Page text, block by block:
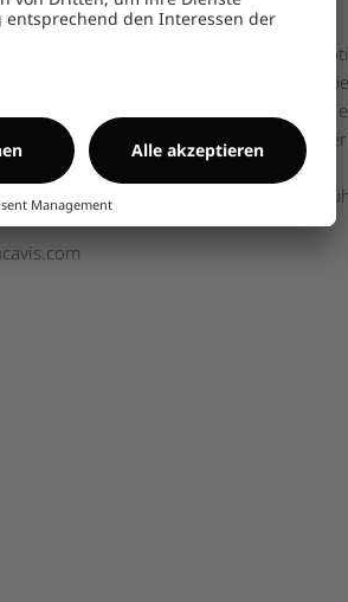
ein im SDAX der Deutsche Börse AG
Stromerzeuger (IPP) erwirbt und
zur nachhaltigen Energieerzeugung
Stromabnahmeverträge (PPA).
Investoren spezialisiert.
von der ISS-oekom, einer der weltweit